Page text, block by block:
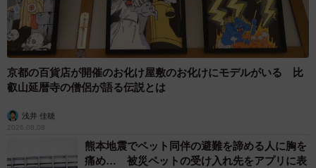
京都の百貨店が開催のお化け屋敷のお化けにモデルがいる 比
叡山延暦寺の僧侶が語る伝説とは
浅井 佳穂
2026.08.08
熊本地震でペット同伴の避難を諦める人に胸を
痛め… 被災ペットの受け入れ先をアプリに表